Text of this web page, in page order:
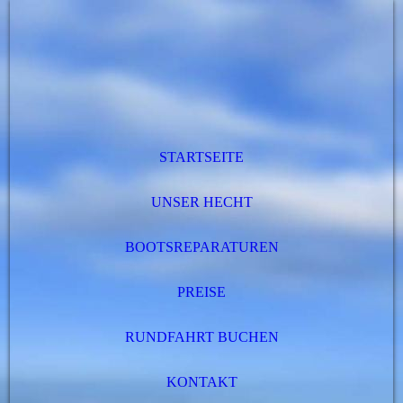
STARTSEITE
UNSER HECHT
BOOTSREPARATUREN
PREISE
RUNDFAHRT BUCHEN
KONTAKT